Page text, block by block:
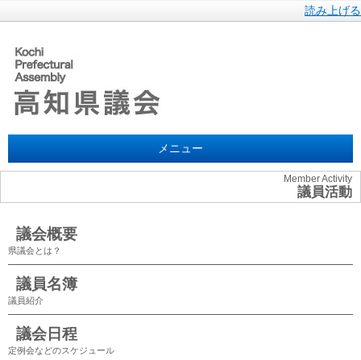
読み上げる
メニュー
Member Activity
議員活動
議会概要
県議会とは？
議員名簿
議員紹介
議会日程
定例会などのスケジュール